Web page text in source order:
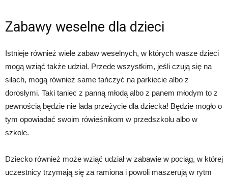
Zabawy weselne dla dzieci
Istnieje również wiele zabaw weselnych, w których wasze dzieci
mogą wziąć także udział. Przede wszystkim, jeśli czują się na
siłach, mogą również same tańczyć na parkiecie albo z
dorosłymi. Taki taniec z panną młodą albo z panem młodym to z
pewnością będzie nie lada przeżycie dla dziecka! Będzie mogło o
tym opowiadać swoim rówieśnikom w przedszkolu albo w
szkole.
Dziecko również może wziąć udział w zabawie w pociąg, w której
uczestnicy trzymają się za ramiona i powoli maszerują w rytm